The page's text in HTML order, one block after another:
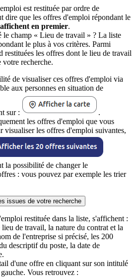
est restituée par ordre de
dire que les offres d'emploi répondant le
en premier.
le champ « Lieu de travail » ? La liste
le plus à vos critères. Parmi
restituées les offres dont le lieu de travail
votre recherche.
de visualiser ces offres d'emploi via
aux personnes en situation de
sur :
.
les offres d'emploi que vous
visualiser les offres d'emploi suivantes,
la possibilité de changer le
: vous pouvez par exemple les trier
issues de votre recherche
restituée dans la liste, s'affichent :
de travail, la nature du contrat et la
de l'entreprise si précisé, les 200
descriptif du poste, la date de
d'une offre en cliquant sur son intitulé
Vous retrouvez :